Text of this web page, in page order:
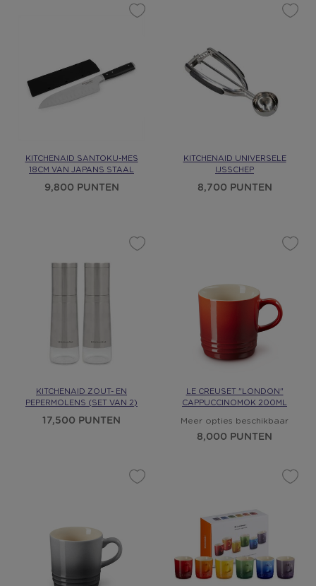
KITCHENAID SANTOKU-MES
18CM VAN JAPANS STAAL
9,800 PUNTEN
KITCHENAID UNIVERSELE
IJSSCHEP
8,700 PUNTEN
KITCHENAID ZOUT- EN
PEPERMOLENS (SET VAN 2)
17,500 PUNTEN
LE CREUSET "LONDON"
CAPPUCCINOMOK 200ML
Meer opties beschikbaar
8,000 PUNTEN